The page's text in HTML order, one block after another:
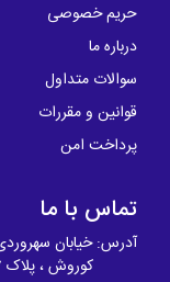
حریم خصوصی
درباره ما
سوالات متداول
قوانین و مقررات
پرداخت امن
تماس با ما
آدرس: خیابان
کوروش ، پلاک 57